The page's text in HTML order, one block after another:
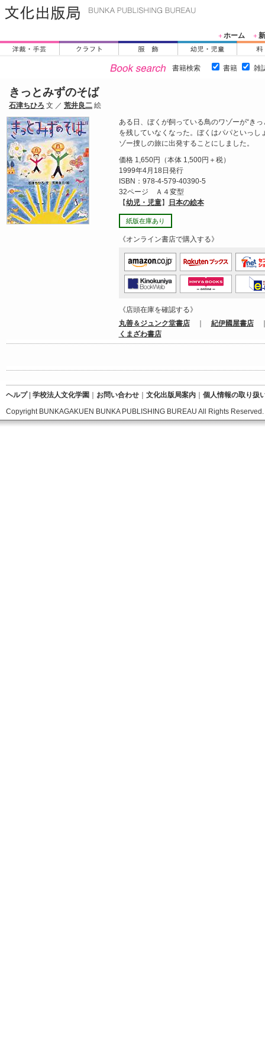
＋ホーム ＋
書籍検索 書籍 雑
きっとみずのそば
石津ちひろ 文 ／ 荒井良二 絵
ある日、ぼくが飼っている鳥のワゾーが“き
を残していなくなった。ぼくはパパといっし
ゾー捜しの旅に出発することにしました。
価格 1,650円（本体 1,500円＋税）
1999年4月18日発行
ISBN：978-4-579-40390-5
32ページ Ａ４変型
【幼児・児童】 日本の絵本
紙版在庫あり
《オンライン書店で購入する》
《店頭在庫を確認する》
丸善＆ジュンク堂書店｜ 紀伊國屋書店
くまざわ書店
ヘルプ| 学校法人文化学園 お問い合わせ 文化出版局案内
個人情報の取り扱
Copyright BUNKAGAKUEN BUNKA PUBLISHING BUREAU All Rights Reserved.